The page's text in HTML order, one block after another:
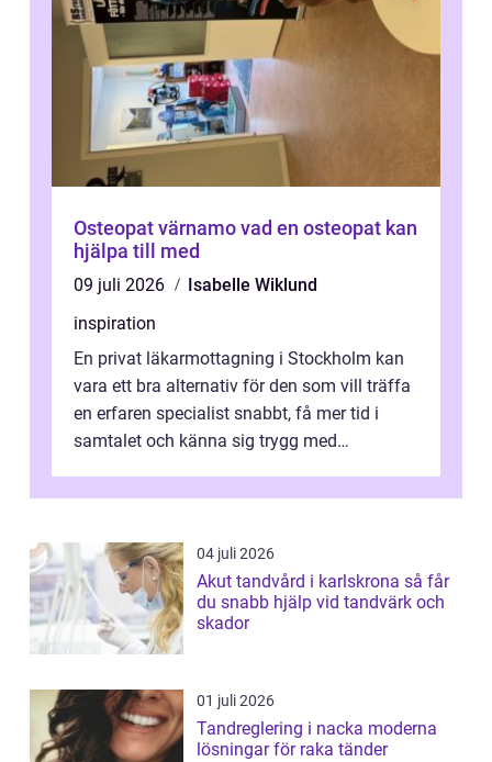
Osteopat värnamo vad en osteopat kan
hjälpa till med
09 juli 2026
Isabelle Wiklund
inspiration
En privat läkarmottagning i Stockholm kan
vara ett bra alternativ för den som vill träffa
en erfaren specialist snabbt, få mer tid i
samtalet och känna sig trygg med
04 juli 2026
Akut tandvård i karlskrona så får
du snabb hjälp vid tandvärk och
skador
01 juli 2026
Tandreglering i nacka moderna
lösningar för raka tänder